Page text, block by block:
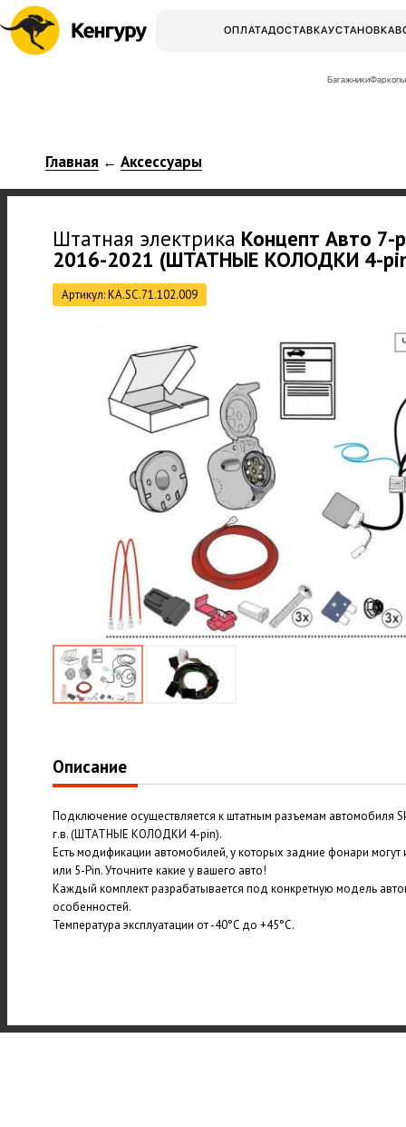
ОПЛАТАДОСТАВКАУСТАНОВКА
БагажникиФаркопы
Главная ← Аксессуары
Штатная электрика Концепт Авто 7-
2016-2021 (ШТАТНЫЕ КОЛОДКИ 4-
Артикул: KA.SC.71.102.009
Описание
Подключение осуществляется к штатным разъемам автомобиля
г.в. (ШТАТНЫЕ КОЛОДКИ 4-pin).
Есть модификации автомобилей, у которых задние фонари
или 5-Pin. Уточните какие у вашего авто!
Каждый комплект разрабатывается под конкретную модель
особенностей.
Температура эксплуатации от -40°C до +45°C.